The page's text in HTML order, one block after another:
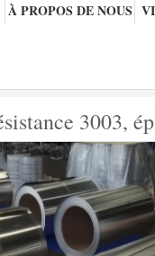
À PROPOS DE NOUS
3003,